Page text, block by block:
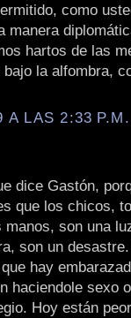
como
manera
hartos de las
la alfombra,
A LAS 2:33 P.M.
dice Gastón,
que los chicos,
son una
son un
hay
haciendole sexo
Hoy están